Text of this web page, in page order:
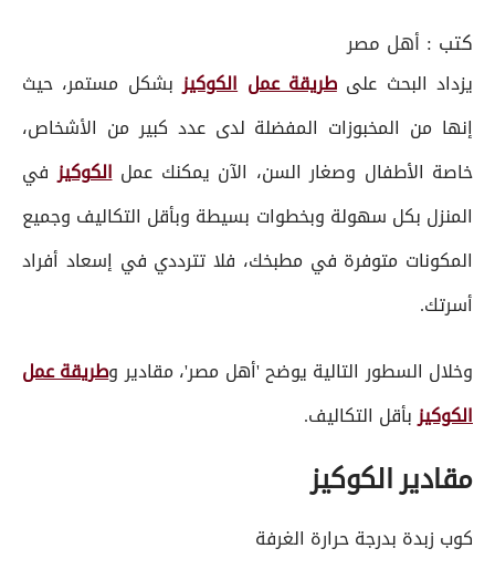
كتب : أهل مصر
يزداد البحث علىطريقة عمل الكوكيزبشكل مستمر، حيث
إنها من المخبوزات المفضلة لدى عدد كبير من الأشخاص،
خاصة الأطفال وصغار السن، الآن يمكنك عملالكوكيزفي
المنزل بكل سهولة وبخطوات بسيطة وبأقل التكاليف وجميع
المكونات متوفرة في مطبخك، فلا تترددي في إسعاد أفراد
أسرتك.
وخلال السطور التالية يوضح 'أهل مصر'، مقادير وطريقة عمل
الكوكيزبأقل التكاليف.
مقادير الكوكيز
كوب زبدة بدرجة حرارة الغرفة